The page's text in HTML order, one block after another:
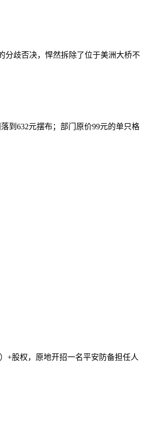
歧否决，悍然拆除了位于美洲大桥不
到632元摆布；部门原价99元的单只格
+股权，原地开招一名平安防备担任人